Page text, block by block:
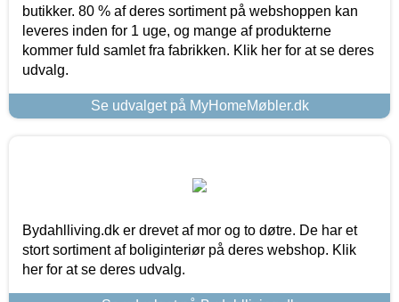
butikker. 80 % af deres sortiment på webshoppen kan
leveres inden for 1 uge, og mange af produkterne
kommer fuld samlet fra fabrikken. Klik her for at se deres
udvalg.
Se udvalget på MyHomeMøbler.dk
Bydahlliving.dk er drevet af mor og to døtre. De har et
stort sortiment af boliginteriør på deres webshop. Klik
her for at se deres udvalg.